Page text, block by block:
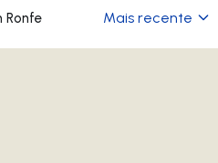
arrendar em Ronfe Mais recente